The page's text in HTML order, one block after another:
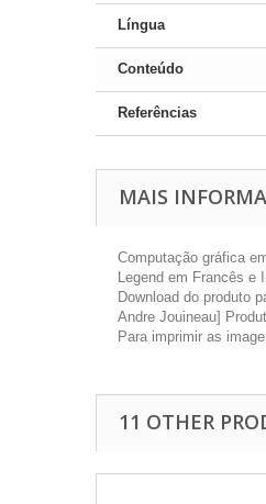
Língua
Conteúdo
Referências
MAIS
Computação gráfica
Legend em Francês e
Download do produto
Andre Jouineau]
Para imprimir as
11 OTHER